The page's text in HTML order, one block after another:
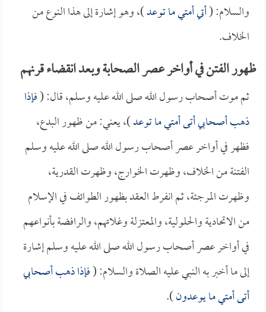
والسلام: (أتي أمتي ما توعد)، وهو إشارة إلى هذا النوع من
الخلاف.
ظهور الفتن في أواخر عصر الصحابة وبعد انقضاء قرنهم
ثم موت أصحاب رسول الله صلى الله عليه وسلم، قال: (فإذا
ذهب أصحابي أتى أمتي ما توعد)، يعني: من ظهور البدع،
فظهر في أواخر عصر أصحاب رسول الله صلى الله عليه وسلم
الفتنة من الخلاف، وظهرت الخوارج، وظهرت القدرية،
وظهرت المرجئة، ثم انفرط العقد بظهور الطوائف في الإسلام
من الاتحادية والحلولية، والمعتزلة وغلاتهم، والرافضة بأنواعهم
في أواخر عصر أصحاب رسول الله صلى الله عليه وسلم إشارة
إلى ما أخبر به النبي عليه الصلاة والسلام: (فإذا ذهب أصحابي
أتى أمتي ما يوعدون).